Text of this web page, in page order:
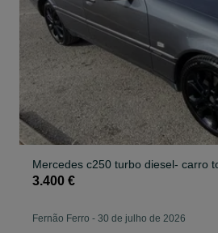
Mercedes c250 turbo diesel- carro
3.400 €
Fernão Ferro - 30 de julho de 2026